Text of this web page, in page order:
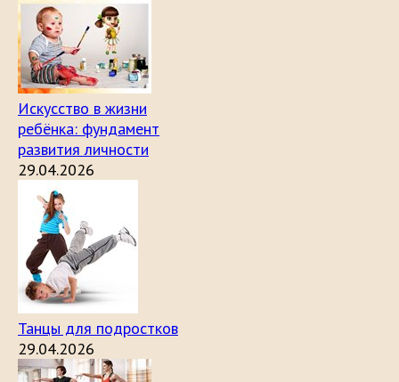
Искусство в жизни
ребёнка: фундамент
развития личности
29.04.2026
Танцы для подростков
29.04.2026